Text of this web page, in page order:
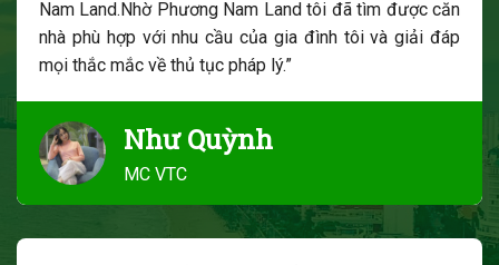
Nam Land.Nhờ Phương Nam Land tôi đã tìm được căn
nhà phù hợp với nhu cầu của gia đình tôi và giải đáp
mọi thắc mắc về thủ tục pháp lý.”
Như Quỳnh
MC VTC